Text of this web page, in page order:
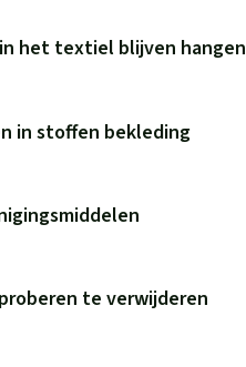
het textiel blijven hangen
in stoffen bekleding
te verwijderen